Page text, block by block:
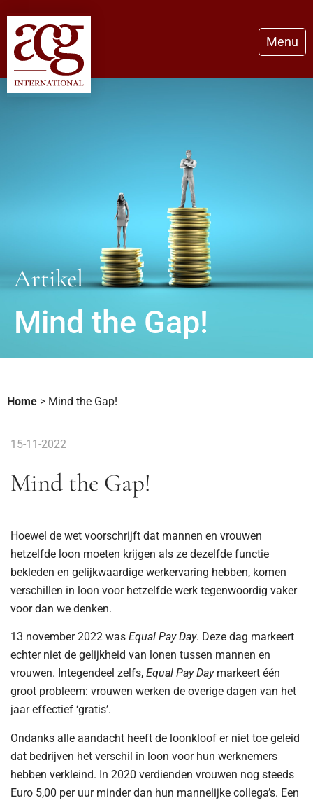
Menu
Artikel
Mind the Gap!
Home > Mind the Gap!
15-11-2022
Mind the Gap!
Hoewel de wet voorschrijft dat mannen en vrouwen
hetzelfde loon moeten krijgen als ze dezelfde functie
bekleden en gelijkwaardige werkervaring hebben, komen
verschillen in loon voor hetzelfde werk tegenwoordig vaker
voor dan we denken.
13 november 2022 was Equal Pay Day. Deze dag markeert
echter niet de gelijkheid van lonen tussen mannen en
vrouwen. Integendeel zelfs, Equal Pay Daymarkeert één
groot probleem: vrouwen werken de overige dagen van het
jaar effectief ‘gratis’.
Ondanks alle aandacht heeft de loonkloof er niet toe geleid
dat bedrijven het verschil in loon voor hun werknemers
hebben verkleind. In 2020 verdienden vrouwen nog steeds
Euro 5,00 per uur minder dan hun mannelijke collega’s. Een